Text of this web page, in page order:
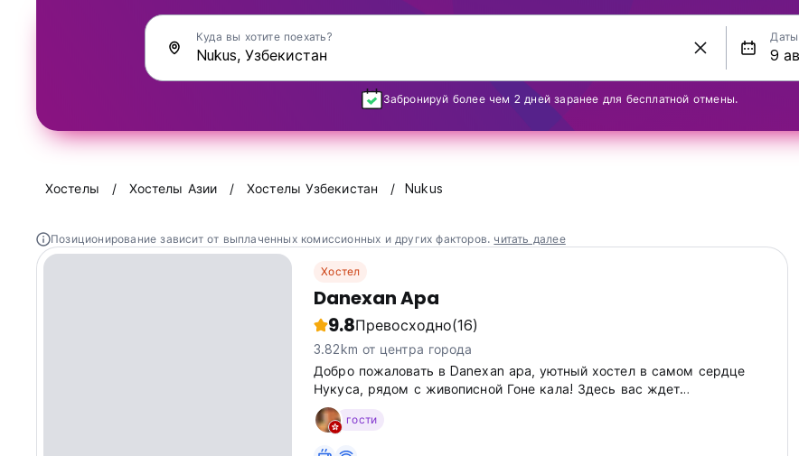
Куда вы хотите поехать? Даты
Забронируй более чем 2 дней заранее для бесплатной отмены.
Хостелы Хостелы Азии Хостелы Узбекистан Nukus
Позиционирование зависит от выплаченных комиссионных и других факторов. читать далее
Хостел
Danexan Apa
9.8Превосходно(16)
3.82km от центра города
Добро пожаловать в Danexan apa, уютный хостел в самом сердце
Нукуса, рядом с живописной Гоне кала! Здесь вас ждет
незабываемая атмосфера гостеприимства и комфорта. Представьте:
вы просыпаетесь в светлой комнате, готовые к новым приключениям
гости